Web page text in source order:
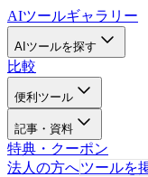
AIツールギャラリー
AIツールを探す
比較
便利ツール
記事・資料
特典・クーポン
法人の方へツールを